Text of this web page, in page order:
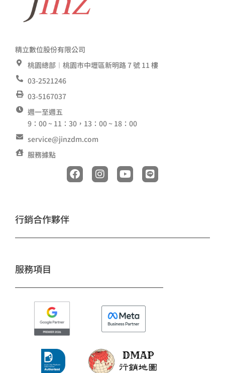
精立數位股份有限公司
桃園總部︱桃園市中壢區新明路 7 號 11 樓
03-2521246
03-5167037
週一至週五
9：00 ~ 11：30，13：00 ~ 18：00
service@jinzdm.com
服務據點
F
a
c
k
I
n
s
a
Y
o
u
L
i
n
行銷合作夥伴
服務項目